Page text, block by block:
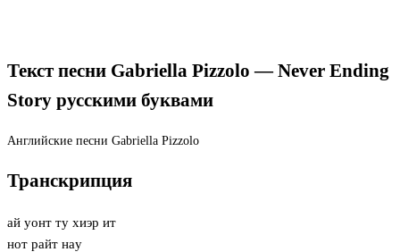
Текст песни Gabriella Pizzolo — Never Ending
Story русскими буквами
Английские песни Gabriella Pizzolo
Транскрипция
ай уонт ту хиэр ит
нот райт нaу